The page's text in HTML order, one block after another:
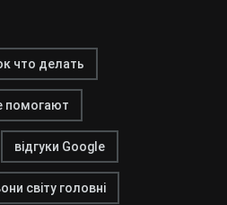
что делать
помогают
відгуки Google
світу головні